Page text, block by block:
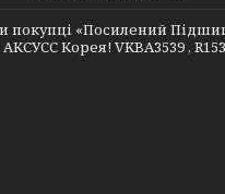
«Посилений
Корея! VKBA3539 ,